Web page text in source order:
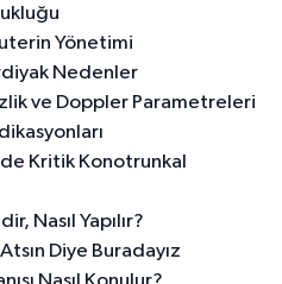
Yönetimi
Nedenler
ve Doppler Parametreleri
Kritik Konotrunkal
Nasıl Yapılır?
Diye Buradayız